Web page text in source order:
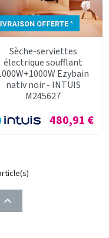
Sèche-serviettes
électrique soufflant
Ezybain
nativ noir - INTUIS
M245627
Prix
480,91 €
